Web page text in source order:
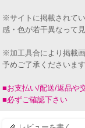
※サイトに掲載されて
感・色が若干異なって
※加工具合により掲載
予めご了承くださいま
■お支払い/配送/返品や
■必ずご確認下さい